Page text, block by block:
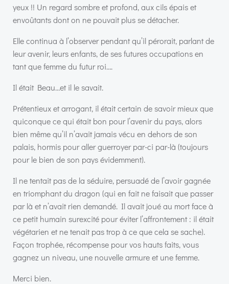
yeux !! Un regard sombre et profond, aux cils épais et
envoûtants dont on ne pouvait plus se détacher.
Elle continua à l’observer pendant qu’il pérorait, parlant de
leur avenir, leurs enfants, de ses futures occupations en
tant que femme du futur roi….
Il était Beau…et il le savait.
Prétentieux et arrogant, il était certain de savoir mieux que
quiconque ce qui était bon pour l’avenir du pays, alors
bien même qu’il n’avait jamais vécu en dehors de son
palais, hormis pour aller guerroyer par-ci par-là (toujours
pour le bien de son pays évidemment).
Il ne tentait pas de la séduire, persuadé de l’avoir gagnée
en triomphant du dragon (qui en fait ne faisait que passer
par là et n’avait rien demandé. Il avait joué au mort face à
ce petit humain surexcité pour éviter l’affrontement : il était
végétarien et ne tenait pas trop à ce que cela se sache).
Façon trophée, récompense pour vos hauts faits, vous
gagnez un niveau, une nouvelle armure et une femme.
Merci bien.